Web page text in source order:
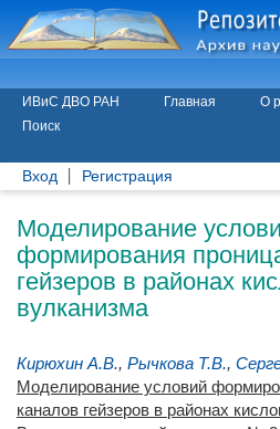
ИВиС ДВО РАН Главная О
Поиск
Вход Регистрация
Моделирование
формирования
гейзеров в районах
вулканизма
Кирюхин А.В., Рычкова Т.В.,
Моделирование условий
каналов гейзеров в районах